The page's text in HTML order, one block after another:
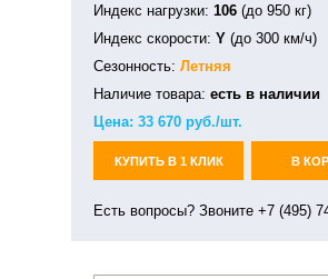
Индекс нагрузки: 106 (до 950 кг)
Индекс скорости: Y (до 300 км/ч)
Сезонность: Летняя
Наличие товара: есть в наличии
Цена: 33 670 руб./шт.
КУПИТЬ В 1 КЛИК В
Есть вопросы? Звоните +7 (495)